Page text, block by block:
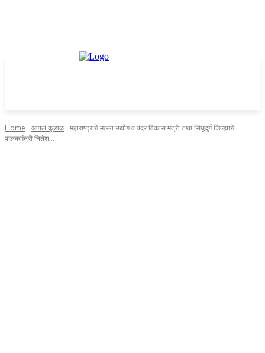
Home आपलं कुडाळ महाराष्ट्राचे मत्स्य उद्योग व बंदर विकास मंत्री तथा सिंधुदुर्ग जिल्ह्याचे
पालकमंत्री नितेश...